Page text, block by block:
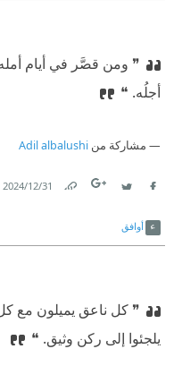
❞ ومن قصَّر في أيام
أجلُه. ❝
مشاركة من Adil albalushi
31‏/12‏/2024
أوافق
❞ كل ناعق يميلون مع كل
يلجئوا إلى ركن وثيق. ❝